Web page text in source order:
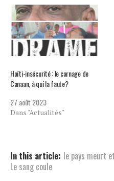
Haïti-insécurité : le carnage de
Canaan, à qui la faute?
27 août 2023
Dans "Actualités"
In this article: le pays meurt
Le sang coule